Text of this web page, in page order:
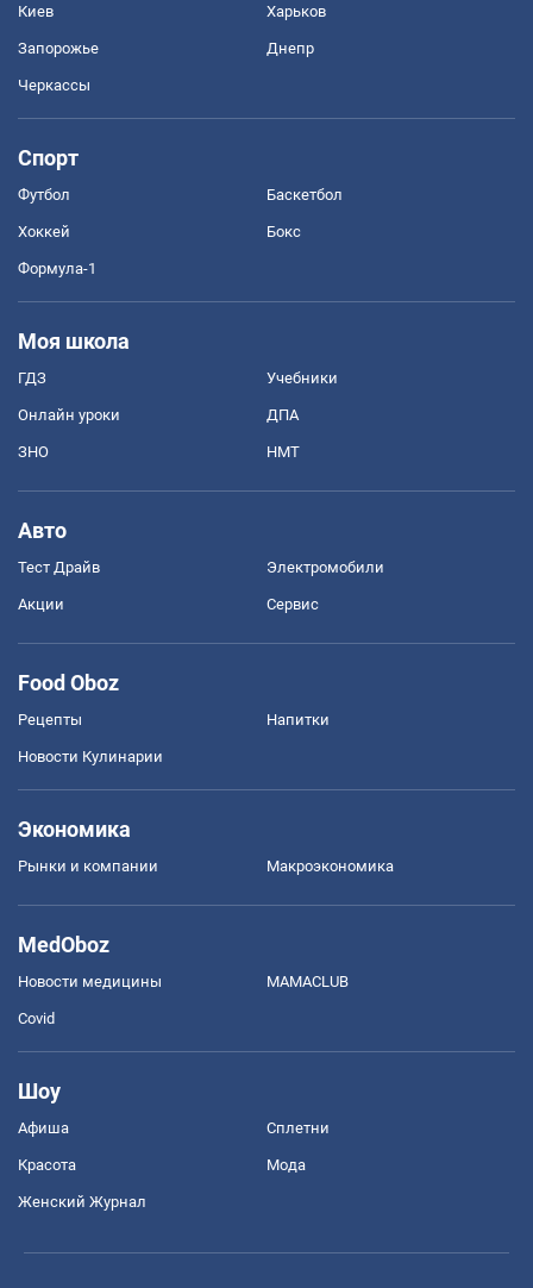
Киев Харьков
Запорожье Днепр
Черкассы
Спорт
Футбол Баскетбол
Хоккей Бокс
Формула-1
Моя школа
ГДЗ Учебники
Онлайн уроки ДПА
ЗНО НМТ
Авто
Тест Драйв Электромобили
Акции Сервис
Food Oboz
Рецепты Напитки
Новости Кулинарии
Экономика
Рынки и компании Mакроэкономика
MedOboz
Новости медицины MAMACLUB
Covid
Шоу
Афиша Сплетни
Красота Мода
Женский Журнал